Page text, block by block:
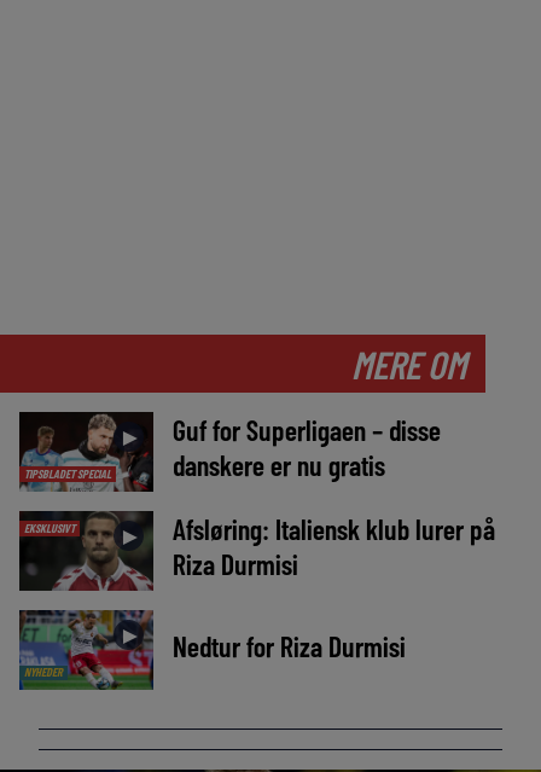
MERE OM
TIPSBLADET SPECIAL
►
Guf for Superligaen – disse
danskere er nu gratis
EKSKLUSIVT ►
Afsløring: Italiensk klub lurer på
Riza Durmisi
NYHEDER
► Nedtur for Riza Durmisi